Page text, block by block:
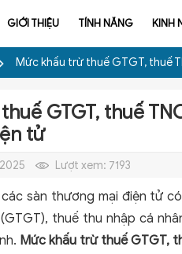
GIỚI THIỆU TÍNH NĂNG KINH
Mức khấu trừ thuế GTGT, thuế
GTGT, thuế
tử
Lượt xem: 7193
các sàn thương mại điện tử
(GTGT), thuế thu nhập cá
Mức khấu trừ thuế GTGT,